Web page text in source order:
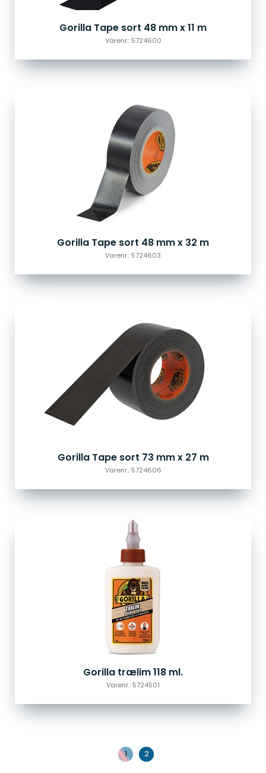
Gorilla Tape sort 48 mm x 11 m
Varenr.: 5724600
Gorilla Tape sort 48 mm x 32 m
Varenr.: 5724603
Gorilla Tape sort 73 mm x 27 m
Varenr.: 5724606
Gorilla trælim 118 ml.
Varenr.: 5724501
1 2